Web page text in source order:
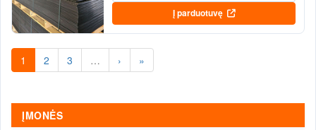
Į parduotuvę
1 2 3 … › »
ĮMONĖS